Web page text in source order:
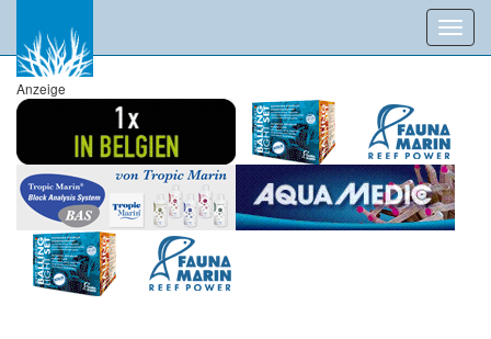
Anzeige